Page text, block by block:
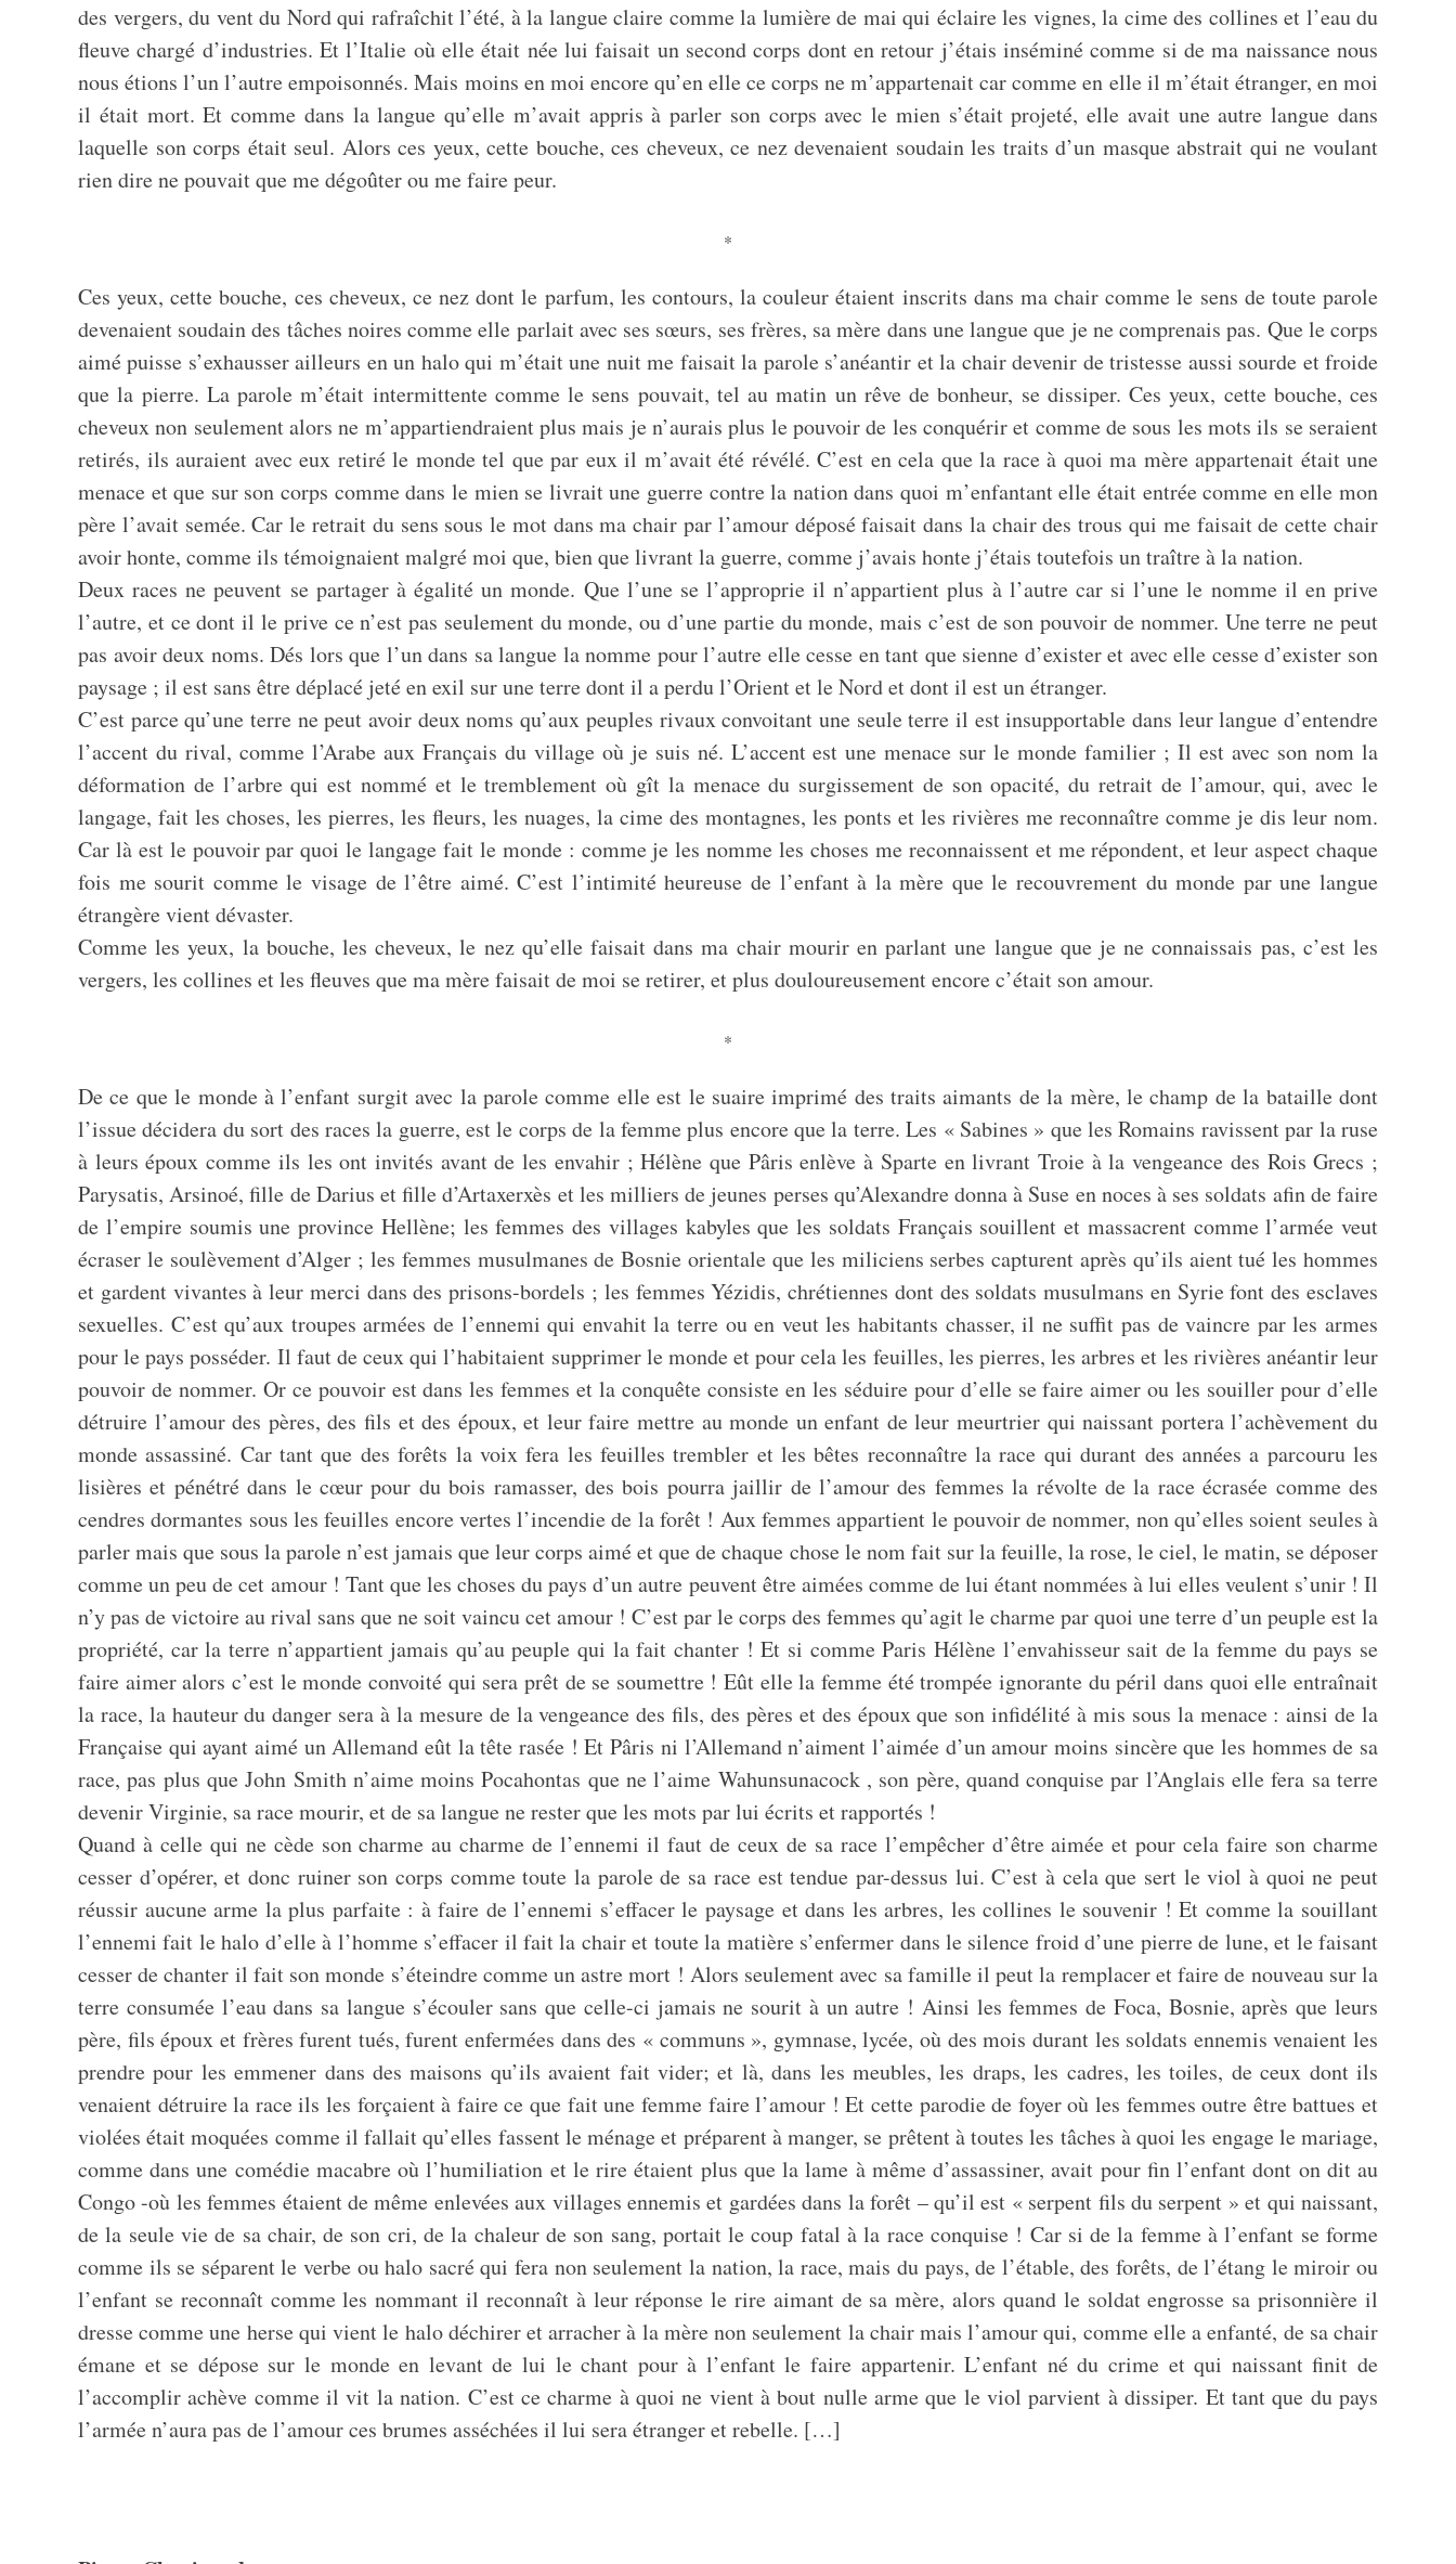
des vergers, du vent du Nord qui rafraîchit l’été, à la langue claire comme la lumière de mai qui éclaire les vignes, la cime des collines et l’eau du
fleuve chargé d’industries. Et l’Italie où elle était née lui faisait un second corps dont en retour j’étais inséminé comme si de ma naissance nous
nous étions l’un l’autre empoisonnés. Mais moins en moi encore qu’en elle ce corps ne m’appartenait car comme en elle il m’était étranger, en moi
il était mort. Et comme dans la langue qu’elle m’avait appris à parler son corps avec le mien s’était projeté, elle avait une autre langue dans
laquelle son corps était seul. Alors ces yeux, cette bouche, ces cheveux, ce nez devenaient soudain les traits d’un masque abstrait qui ne voulant
rien dire ne pouvait que me dégoûter ou me faire peur.
*
Ces yeux, cette bouche, ces cheveux, ce nez dont le parfum, les contours, la couleur étaient inscrits dans ma chair comme le sens de toute parole
devenaient soudain des tâches noires comme elle parlait avec ses sœurs, ses frères, sa mère dans une langue que je ne comprenais pas. Que le corps
aimé puisse s’exhausser ailleurs en un halo qui m’était une nuit me faisait la parole s’anéantir et la chair devenir de tristesse aussi sourde et froide
que la pierre. La parole m’était intermittente comme le sens pouvait, tel au matin un rêve de bonheur, se dissiper. Ces yeux, cette bouche, ces
cheveux non seulement alors ne m’appartiendraient plus mais je n’aurais plus le pouvoir de les conquérir et comme de sous les mots ils se seraient
retirés, ils auraient avec eux retiré le monde tel que par eux il m’avait été révélé. C’est en cela que la race à quoi ma mère appartenait était une
menace et que sur son corps comme dans le mien se livrait une guerre contre la nation dans quoi m’enfantant elle était entrée comme en elle mon
père l’avait semée. Car le retrait du sens sous le mot dans ma chair par l’amour déposé faisait dans la chair des trous qui me faisait de cette chair
avoir honte, comme ils témoignaient malgré moi que, bien que livrant la guerre, comme j’avais honte j’étais toutefois un traître à la nation.
Deux races ne peuvent se partager à égalité un monde. Que l’une se l’approprie il n’appartient plus à l’autre car si l’une le nomme il en prive
l’autre, et ce dont il le prive ce n’est pas seulement du monde, ou d’une partie du monde, mais c’est de son pouvoir de nommer. Une terre ne peut
pas avoir deux noms. Dés lors que l’un dans sa langue la nomme pour l’autre elle cesse en tant que sienne d’exister et avec elle cesse d’exister son
paysage ; il est sans être déplacé jeté en exil sur une terre dont il a perdu l’Orient et le Nord et dont il est un étranger.
C’est parce qu’une terre ne peut avoir deux noms qu’aux peuples rivaux convoitant une seule terre il est insupportable dans leur langue d’entendre
l’accent du rival, comme l’Arabe aux Français du village où je suis né. L’accent est une menace sur le monde familier ; Il est avec son nom la
déformation de l’arbre qui est nommé et le tremblement où gît la menace du surgissement de son opacité, du retrait de l’amour, qui, avec le
langage, fait les choses, les pierres, les fleurs, les nuages, la cime des montagnes, les ponts et les rivières me reconnaître comme je dis leur nom.
Car là est le pouvoir par quoi le langage fait le monde : comme je les nomme les choses me reconnaissent et me répondent, et leur aspect chaque
fois me sourit comme le visage de l’être aimé. C’est l’intimité heureuse de l’enfant à la mère que le recouvrement du monde par une langue
étrangère vient dévaster.
Comme les yeux, la bouche, les cheveux, le nez qu’elle faisait dans ma chair mourir en parlant une langue que je ne connaissais pas, c’est les
vergers, les collines et les fleuves que ma mère faisait de moi se retirer, et plus douloureusement encore c’était son amour.
*
De ce que le monde à l’enfant surgit avec la parole comme elle est le suaire imprimé des traits aimants de la mère, le champ de la bataille dont
l’issue décidera du sort des races la guerre, est le corps de la femme plus encore que la terre. Les « Sabines » que les Romains ravissent par la ruse
à leurs époux comme ils les ont invités avant de les envahir ; Hélène que Pâris enlève à Sparte en livrant Troie à la vengeance des Rois Grecs ;
Parysatis, Arsinoé, fille de Darius et fille d’Artaxerxès et les milliers de jeunes perses qu’Alexandre donna à Suse en noces à ses soldats afin de faire
de l’empire soumis une province Hellène; les femmes des villages kabyles que les soldats Français souillent et massacrent comme l’armée veut
écraser le soulèvement d’Alger ; les femmes musulmanes de Bosnie orientale que les miliciens serbes capturent après qu’ils aient tué les hommes
et gardent vivantes à leur merci dans des prisons-bordels ; les femmes Yézidis, chrétiennes dont des soldats musulmans en Syrie font des esclaves
sexuelles. C’est qu’aux troupes armées de l’ennemi qui envahit la terre ou en veut les habitants chasser, il ne suffit pas de vaincre par les armes
pour le pays posséder. Il faut de ceux qui l’habitaient supprimer le monde et pour cela les feuilles, les pierres, les arbres et les rivières anéantir leur
pouvoir de nommer. Or ce pouvoir est dans les femmes et la conquête consiste en les séduire pour d’elle se faire aimer ou les souiller pour d’elle
détruire l’amour des pères, des fils et des époux, et leur faire mettre au monde un enfant de leur meurtrier qui naissant portera l’achèvement du
monde assassiné. Car tant que des forêts la voix fera les feuilles trembler et les bêtes reconnaître la race qui durant des années a parcouru les
lisières et pénétré dans le cœur pour du bois ramasser, des bois pourra jaillir de l’amour des femmes la révolte de la race écrasée comme des
cendres dormantes sous les feuilles encore vertes l’incendie de la forêt ! Aux femmes appartient le pouvoir de nommer, non qu’elles soient seules à
parler mais que sous la parole n’est jamais que leur corps aimé et que de chaque chose le nom fait sur la feuille, la rose, le ciel, le matin, se déposer
comme un peu de cet amour ! Tant que les choses du pays d’un autre peuvent être aimées comme de lui étant nommées à lui elles veulent s’unir ! Il
n’y pas de victoire au rival sans que ne soit vaincu cet amour ! C’est par le corps des femmes qu’agit le charme par quoi une terre d’un peuple est la
propriété, car la terre n’appartient jamais qu’au peuple qui la fait chanter ! Et si comme Paris Hélène l’envahisseur sait de la femme du pays se
faire aimer alors c’est le monde convoité qui sera prêt de se soumettre ! Eût elle la femme été trompée ignorante du péril dans quoi elle entraînait
la race, la hauteur du danger sera à la mesure de la vengeance des fils, des pères et des époux que son infidélité à mis sous la menace : ainsi de la
Française qui ayant aimé un Allemand eût la tête rasée ! Et Pâris ni l’Allemand n’aiment l’aimée d’un amour moins sincère que les hommes de sa
race, pas plus que John Smith n’aime moins Pocahontas que ne l’aime Wahunsunacock , son père, quand conquise par l’Anglais elle fera sa terre
devenir Virginie, sa race mourir, et de sa langue ne rester que les mots par lui écrits et rapportés !
Quand à celle qui ne cède son charme au charme de l’ennemi il faut de ceux de sa race l’empêcher d’être aimée et pour cela faire son charme
cesser d’opérer, et donc ruiner son corps comme toute la parole de sa race est tendue par-dessus lui. C’est à cela que sert le viol à quoi ne peut
réussir aucune arme la plus parfaite : à faire de l’ennemi s’effacer le paysage et dans les arbres, les collines le souvenir ! Et comme la souillant
l’ennemi fait le halo d’elle à l’homme s’effacer il fait la chair et toute la matière s’enfermer dans le silence froid d’une pierre de lune, et le faisant
cesser de chanter il fait son monde s’éteindre comme un astre mort ! Alors seulement avec sa famille il peut la remplacer et faire de nouveau sur la
terre consumée l’eau dans sa langue s’écouler sans que celle-ci jamais ne sourit à un autre ! Ainsi les femmes de Foca, Bosnie, après que leurs
père, fils époux et frères furent tués, furent enfermées dans des « communs », gymnase, lycée, où des mois durant les soldats ennemis venaient les
prendre pour les emmener dans des maisons qu’ils avaient fait vider; et là, dans les meubles, les draps, les cadres, les toiles, de ceux dont ils
venaient détruire la race ils les forçaient à faire ce que fait une femme faire l’amour ! Et cette parodie de foyer où les femmes outre être battues et
violées était moquées comme il fallait qu’elles fassent le ménage et préparent à manger, se prêtent à toutes les tâches à quoi les engage le mariage,
comme dans une comédie macabre où l’humiliation et le rire étaient plus que la lame à même d’assassiner, avait pour fin l’enfant dont on dit au
Congo -où les femmes étaient de même enlevées aux villages ennemis et gardées dans la forêt – qu’il est « serpent fils du serpent » et qui naissant,
de la seule vie de sa chair, de son cri, de la chaleur de son sang, portait le coup fatal à la race conquise ! Car si de la femme à l’enfant se forme
comme ils se séparent le verbe ou halo sacré qui fera non seulement la nation, la race, mais du pays, de l’étable, des forêts, de l’étang le miroir ou
l’enfant se reconnaît comme les nommant il reconnaît à leur réponse le rire aimant de sa mère, alors quand le soldat engrosse sa prisonnière il
dresse comme une herse qui vient le halo déchirer et arracher à la mère non seulement la chair mais l’amour qui, comme elle a enfanté, de sa chair
émane et se dépose sur le monde en levant de lui le chant pour à l’enfant le faire appartenir. L’enfant né du crime et qui naissant finit de
l’accomplir achève comme il vit la nation. C’est ce charme à quoi ne vient à bout nulle arme que le viol parvient à dissiper. Et tant que du pays
l’armée n’aura pas de l’amour ces brumes asséchées il lui sera étranger et rebelle. […]